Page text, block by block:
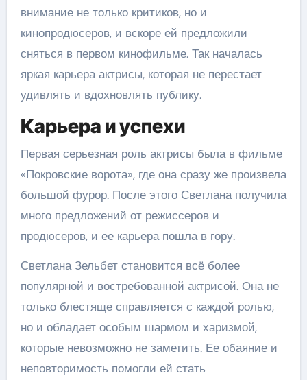
внимание не только критиков, но и
кинопродюсеров, и вскоре ей предложили
сняться в первом кинофильме. Так началась
яркая карьера актрисы, которая не перестает
удивлять и вдохновлять публику.
Карьера и успехи
Первая серьезная роль актрисы была в фильме
«Покровские ворота», где она сразу же произвела
большой фурор. После этого Светлана получила
много предложений от режиссеров и
продюсеров, и ее карьера пошла в гору.
Светлана Зельбет становится всё более
популярной и востребованной актрисой. Она не
только блестяще справляется с каждой ролью,
но и обладает особым шармом и харизмой,
которые невозможно не заметить. Ее обаяние и
неповторимость помогли ей стать